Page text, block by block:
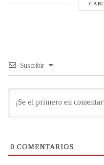
Suscribir
0 COMENTARIOS